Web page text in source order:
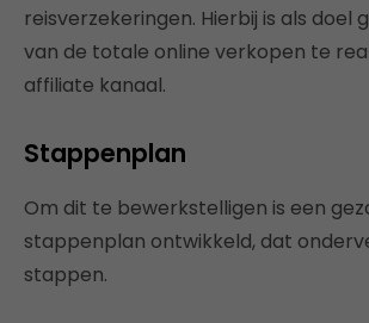
reisverzekeringen. Hierbij is als doel
van de totale online verkopen te
affiliate kanaal.
Stappenplan
Om dit te bewerkstelligen is een
stappenplan ontwikkeld, dat
stappen.